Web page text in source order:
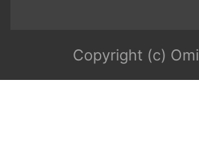
Copyright (c)